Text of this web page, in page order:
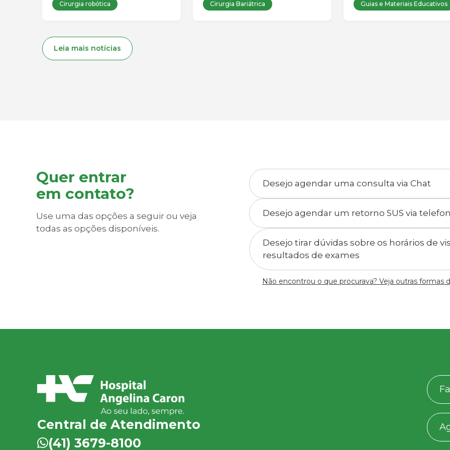
Cirurgia robótica Cirurgia Bariátrica Guias e Materiais Educativos
Leia mais notícias
Quer entrar
em contato?
Use uma das opções a seguir ou veja
todas as opções disponíveis.
Desejo agendar uma consulta via Chat
Desejo agendar um retorno SUS via
Desejo tirar dúvidas sobre os horários de
resultados de exames
Não encontrou o que procurava? Veja outras formas
Central de Atendimento
(41) 3679-8100